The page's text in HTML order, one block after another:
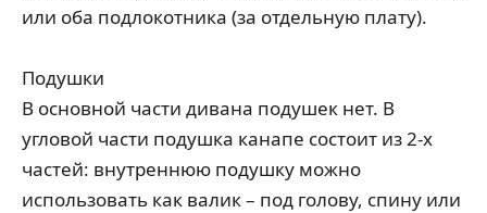
или оба подлокотника (за отдельную плату).
Подушки
В основной части дивана подушек нет. В
угловой части подушка канапе состоит из 2-х
частей: внутреннюю подушку можно
использовать как валик – под голову, спину или